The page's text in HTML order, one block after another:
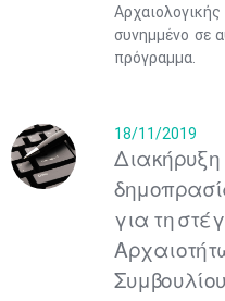
συνημμένο σε
πρόγραμμα.
18/11/2019
Διακήρυξη
για τη